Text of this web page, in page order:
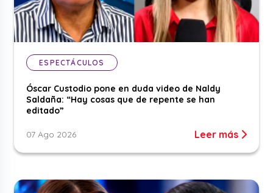
ESPECTÁCULOS
Óscar Custodio pone en duda video de Naldy
Saldaña: “Hay cosas que de repente se han
editado”
07 Ago 2026 Leer más